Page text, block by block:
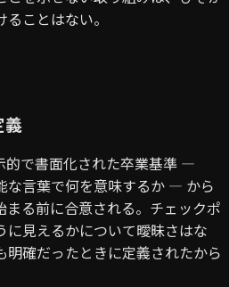
ことはない。
義
的で書面化された卒業基準 —
な言葉で何を意味するか — から
る前に合意される。チェックポ
に見えるかについて曖昧さはな
明確だったときに定義されたから